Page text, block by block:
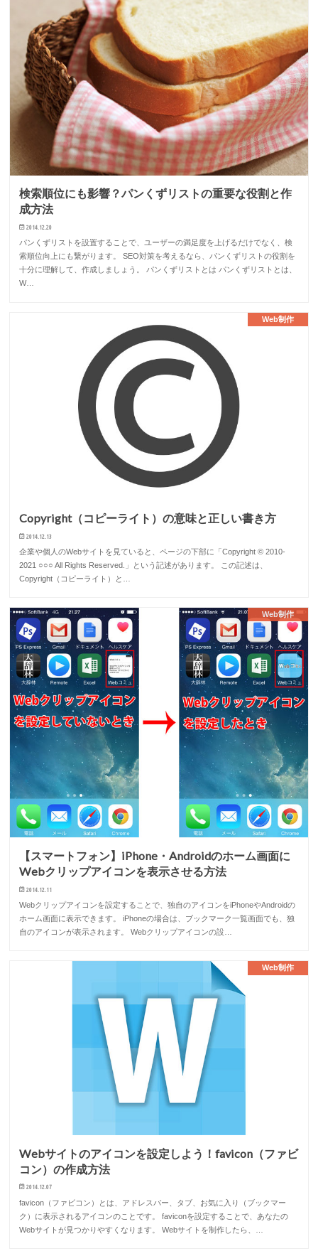
検索順位にも影響？パンくずリストの重要な役割と作
成方法
2014.12.20
パンくずリストを設置することで、ユーザーの満足度を上げるだけでなく、検
索順位向上にも繋がります。 SEO対策を考えるなら、パンくずリストの役割を
十分に理解して、作成しましょう。 パンくずリストとは パンくずリストとは、
W…
Web制作
Copyright（コピーライト）の意味と正しい書き方
2014.12.13
企業や個人のWebサイトを見ていると、ページの下部に「Copyright © 2010-
2021 ○○○ All Rights Reserved.」という記述があります。 この記述は、
Copyright（コピーライト）と…
Web制作
【スマートフォン】iPhone・Androidのホーム画面に
Webクリップアイコンを表示させる方法
2014.12.11
Webクリップアイコンを設定することで、独自のアイコンをiPhoneやAndroidの
ホーム画面に表示できます。 iPhoneの場合は、ブックマーク一覧画面でも、独
自のアイコンが表示されます。 Webクリップアイコンの設…
Web制作
Webサイトのアイコンを設定しよう！favicon（ファビ
コン）の作成方法
2014.12.07
favicon（ファビコン）とは、アドレスバー、タブ、お気に入り（ブックマー
ク）に表示されるアイコンのことです。 faviconを設定することで、あなたの
Webサイトが見つかりやすくなります。 Webサイトを制作したら、…